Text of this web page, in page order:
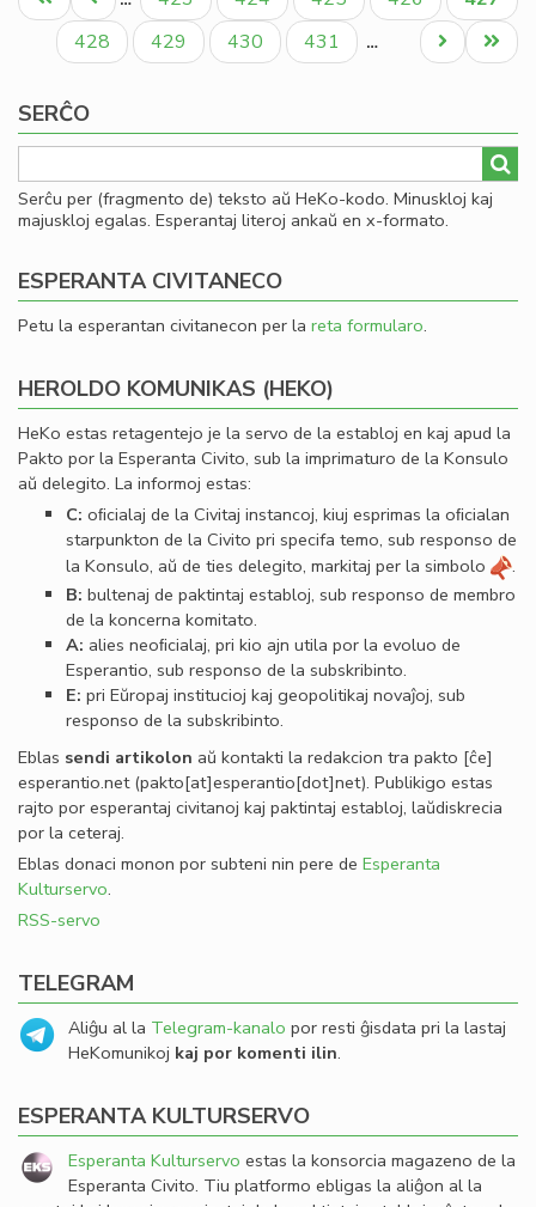
-
paĝo paĝo
paĝo
Paĝo
428 Paĝo
429 Paĝo
430 Paĝo
431 …
Last
page
Next
page
SERĈO
Serĉu per (fragmento de) teksto aŭ HeKo-kodo. Minuskloj kaj
majuskloj egalas. Esperantaj literoj ankaŭ en x-formato.
ESPERANTA CIVITANECO
Petu la esperantan civitanecon per la reta formularo.
HEROLDO KOMUNIKAS (HEKO)
HeKo estas retagentejo je la servo de la establoj en kaj apud la
Pakto por la Esperanta Civito, sub la imprimaturo de la Konsulo
aŭ delegito. La informoj estas:
C: oﬁcialaj de la Civitaj instancoj, kiuj esprimas la oﬁcialan
starpunkton de la Civito pri specifa temo, sub responso de
la Konsulo, aŭ de ties delegito, markitaj per la simbolo
.
B: bultenaj de paktintaj establoj, sub responso de membro
de la koncerna komitato.
A: alies neoﬁcialaj, pri kio ajn utila por la evoluo de
Esperantio, sub responso de la subskribinto.
E: pri Eŭropaj institucioj kaj geopolitikaj novaĵoj, sub
responso de la subskribinto.
Eblas sendi artikolon aŭ kontakti la redakcion tra pakto [ĉe]
esperantio.net(pakto[at]esperantio[dot]net). Publikigo estas
rajto por esperantaj civitanoj kaj paktintaj establoj, laŭdiskrecia
por la ceteraj.
Eblas donaci monon por subteni nin pere de Esperanta
Kulturservo.
RSS-servo
TELEGRAM
Aliĝu al la Telegram-kanalo por resti ĝisdata pri la lastaj
HeKomunikoj kaj por komenti ilin.
ESPERANTA KULTURSERVO
Esperanta Kulturservo estas la konsorcia magazeno de la
Esperanta Civito. Tiu platformo ebligas la aliĝon al la